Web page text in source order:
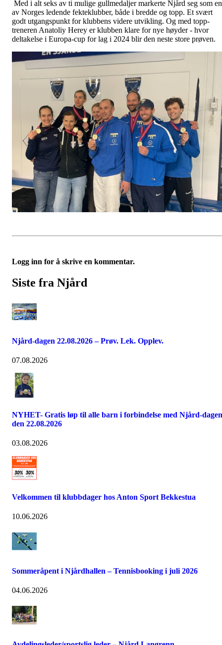
Med i alt seks av ti mulige gullmedaljer markerte Njård seg som en
av Norges ledende fekteklubber, både i bredde og topp. Et svært
godt utgangspunkt for klubbens videre utvikling. Og med topp-
treneren Anatoliy Herey er klubben klare for nye høyder - hvor
deltakelse i Europa-cup for lag i 2024 blir den neste store prøven.
Logg inn for å skrive en kommentar.
Siste fra Njård
Njård-dagen 22.08.2026 – Prøv. Lek. Opplev.
07.08.2026
NYHET- Gratis løp til alle barn i forbindelse med Njård-dagen
den 22.08.2026
03.08.2026
Velkommen til klubbdager hos Anton Sport Bekkestua
10.06.2026
Sommeråpent i Njårdhallen – Tennisbooking i juli 2026
04.06.2026